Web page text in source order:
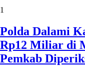
1
Polda Dalami
Rp12 Miliar di
Pemkab